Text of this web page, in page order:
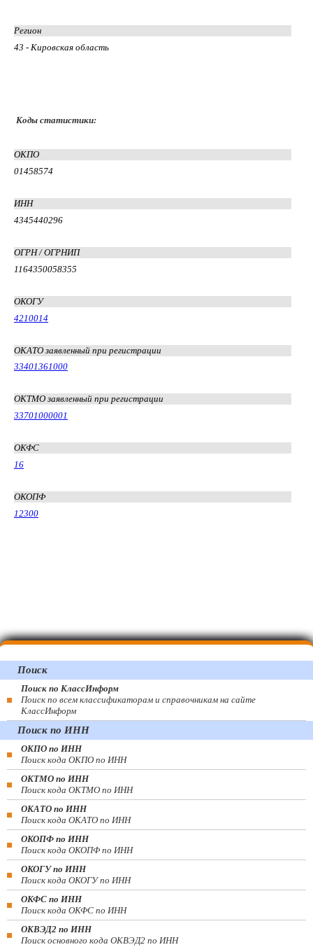
Регион
43 - Кировская область
Коды статистики:
ОКПО
01458574
ИНН
4345440296
ОГРН / ОГРНИП
1164350058355
ОКОГУ
4210014
ОКАТО заявленный при регистрации
33401361000
ОКТМО заявленный при регистрации
33701000001
ОКФС
16
ОКОПФ
12300
Поиск
Поиск по КлассИнформ
Поиск по всем классификаторам и справочникам на сайте
КлассИнформ
Поиск по ИНН
ОКПО по ИНН
Поиск кода ОКПО по ИНН
ОКТМО по ИНН
Поиск кода ОКТМО по ИНН
ОКАТО по ИНН
Поиск кода ОКАТО по ИНН
ОКОПФ по ИНН
Поиск кода ОКОПФ по ИНН
ОКОГУ по ИНН
Поиск кода ОКОГУ по ИНН
ОКФС по ИНН
Поиск кода ОКФС по ИНН
ОКВЭД2 по ИНН
Поиск основного кода ОКВЭД2 по ИНН